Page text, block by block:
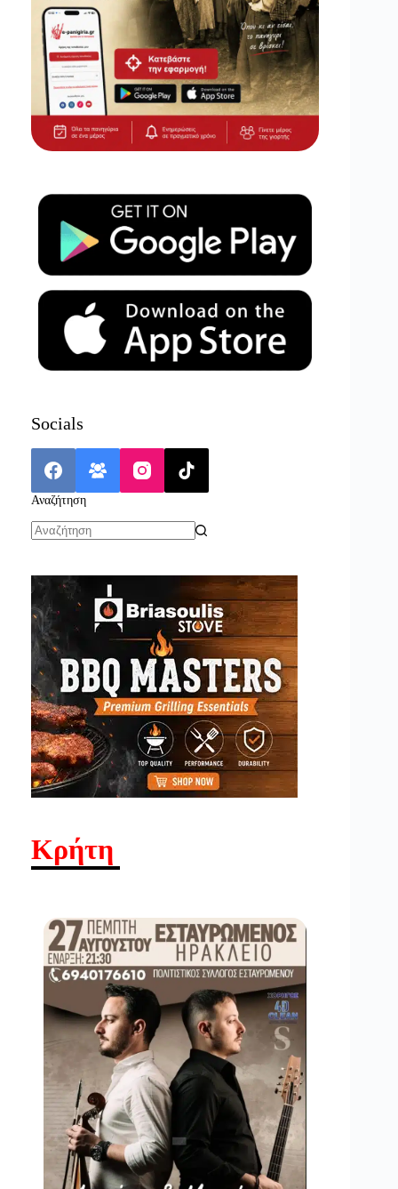
Socials
Αναζήτηση
Κρήτη